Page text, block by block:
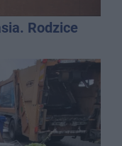
Rodzice